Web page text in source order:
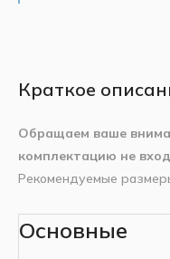
Краткое
Обращаем ваше
комплектацию не
Рекомендуемые
Характеристики
Основные